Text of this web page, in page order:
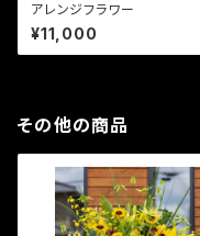
アレンジフラワー
¥11,000
その他の商品